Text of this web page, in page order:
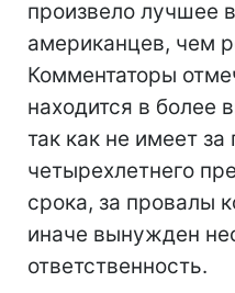
произвело лучшее
американцев, чем
Комментаторы
находится в более
так как не имеет за
четырехлетнего
срока, за провалы
иначе вынужден
ответственность.